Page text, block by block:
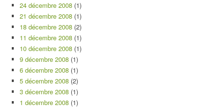
24 décembre 2008 (1)
21 décembre 2008 (1)
18 décembre 2008 (2)
11 décembre 2008 (1)
10 décembre 2008 (1)
9 décembre 2008 (1)
6 décembre 2008 (1)
5 décembre 2008 (2)
3 décembre 2008 (1)
1 décembre 2008 (1)